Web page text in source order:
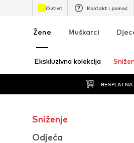
Outlet Kontakt i pomoć
Žene Muškarci
Ekskluzivna kolekcija
BESPLATNA
Sniženje
Odjeća